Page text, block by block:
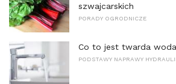
szwajcarskich
PORADY OGRODNICZE
Co to jest twarda
PODSTAWY NAPRAWY